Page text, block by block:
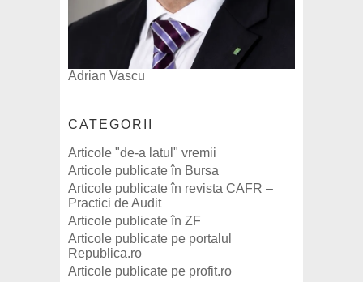
Adrian Vascu
CATEGORII
Articole "de-a latul" vremii
Articole publicate în Bursa
Articole publicate în revista CAFR –
Practici de Audit
Articole publicate în ZF
Articole publicate pe portalul
Republica.ro
Articole publicate pe profit.ro